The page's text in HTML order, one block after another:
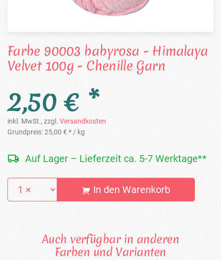
Farbe 90003 babyrosa - Himalaya
Velvet 100g - Chenille Garn
2,50 € *
inkl. MwSt., zzgl. Versandkosten
Grundpreis:25,00 € * / kg
Auf Lager – Lieferzeit ca. 5-7 Werktage**
In den Warenkorb
Auch verfügbar in anderen
Farben und Varianten